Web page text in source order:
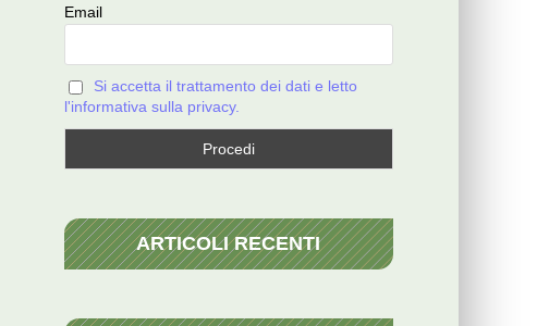
Email
Si accetta il trattamento dei dati e letto
l'informativa sulla privacy.
ARTICOLI RECENTI